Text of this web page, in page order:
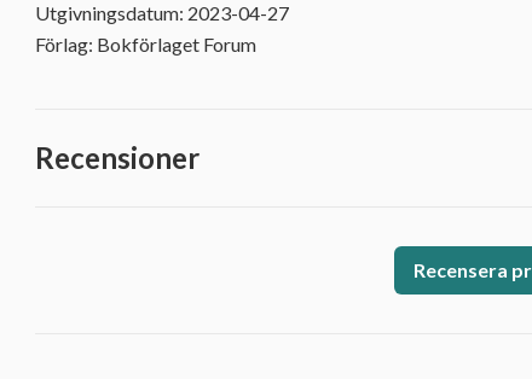
Utgivningsdatum: 2023-04-27
Förlag: Bokförlaget Forum
Recensioner
Recensera